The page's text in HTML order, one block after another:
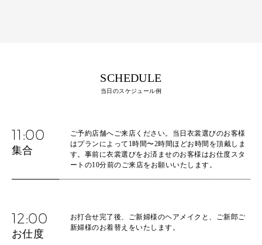
SCHEDULE
当日のスケジュール例
11:00
集合
ご予約店舗へご来店ください。当日衣裳選びのお客様
はプランによって1時間〜2時間ほどお時間を頂戴しま
す。事前に衣裳選びをお済ませのお客様はお仕度スタ
ートの10分前のご来店をお願いいたします。
12:00
お仕度
お打合せ完了後、ご新婦様のヘアメイクと、ご新郎ご
新婦様のお着替えをいたします。